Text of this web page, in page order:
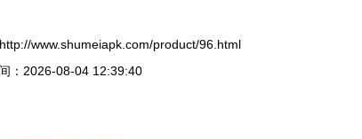
www.shumeiapk.com/product/96.html
：2026-08-04 12:39:40